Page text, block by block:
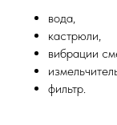
вода,
кастрюли,
вибрации
фильтр.